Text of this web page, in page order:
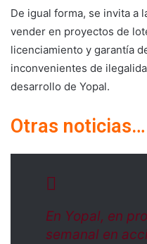
De igual forma, se invita a
vender en proyectos de
licenciamiento y garantía
inconvenientes de
desarrollo de Yopal.
Otras noticias…
En Yopal, en
semanal en